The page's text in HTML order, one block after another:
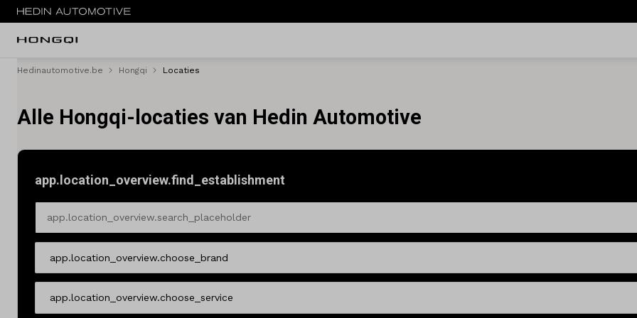
Menu
E-HS9
Locaties
Contact
Vacatures
Vergelijken
Hedinautomotive.be Hongqi Locaties
Alle Hongqi-locaties van Hedin Automotive
app.location_overview.find_establishment